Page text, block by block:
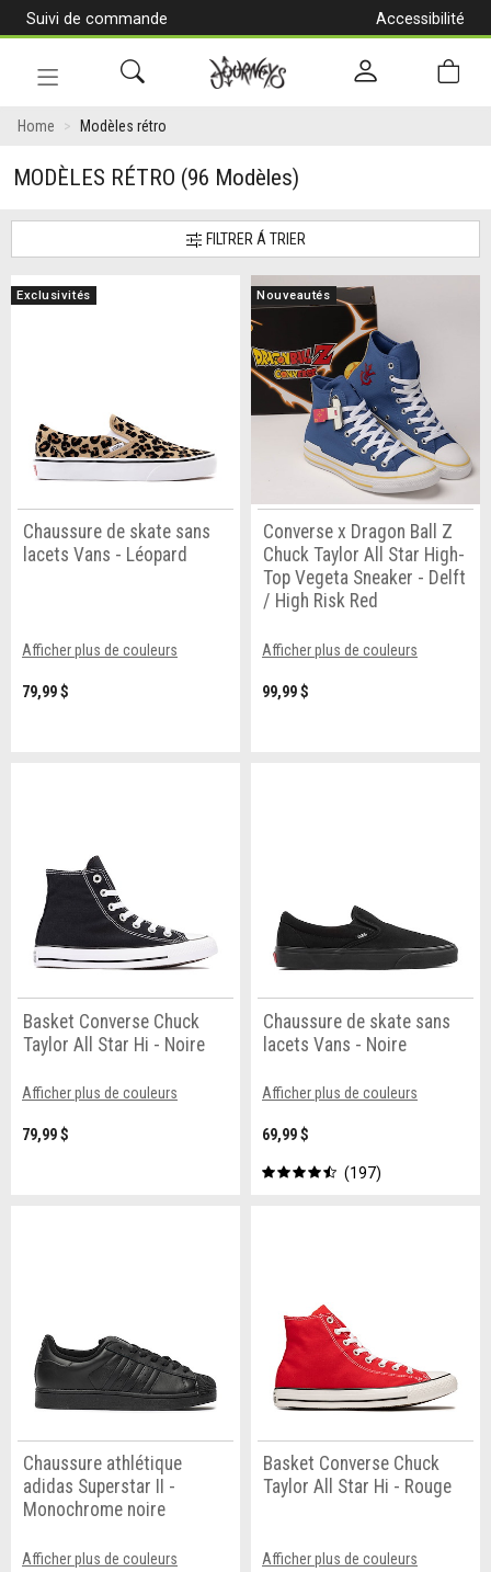
Suivi de commande
Accessibilité
en
Home Modèles rétro
MODÈLES RÉTRO (96 Modèles)
FILTRER Á TRIER
Exclusivités
Chaussure de skate sans
lacets Vans - Léopard
Afficher plus de couleurs
79,99 $
Nouveautés
Converse x Dragon Ball Z
Chuck Taylor All Star High-
Top Vegeta Sneaker - Delft
/ High Risk Red
Afficher plus de couleurs
99,99 $
Basket Converse Chuck
Taylor All Star Hi - Noire
Afficher plus de couleurs
79,99 $
Chaussure de skate sans
lacets Vans - Noire
Afficher plus de couleurs
69,99 $
197
Chaussure athlétique
adidas Superstar II -
Monochrome noire
Afficher plus de couleurs
Basket Converse Chuck
Taylor All Star Hi - Rouge
Afficher plus de couleurs